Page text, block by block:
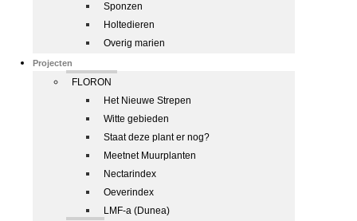
Sponzen
Holtedieren
Overig marien
Projecten
FLORON
Het Nieuwe Strepen
Witte gebieden
Staat deze plant er nog?
Meetnet Muurplanten
Nectarindex
Oeverindex
LMF-a (Dunea)